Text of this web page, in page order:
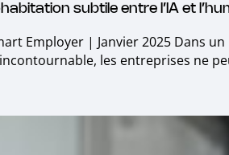
subtile entre l’IA et
Employer | Janvier 2025 Dans
les entreprises ne